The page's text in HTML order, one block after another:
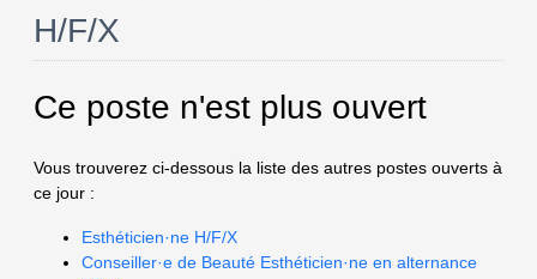
H/F/X
Ce poste n'est plus ouvert
Vous trouverez ci-dessous la liste des autres postes ouverts à
ce jour :
Esthéticien·ne H/F/X
Conseiller·e de Beauté Esthéticien·ne en alternance